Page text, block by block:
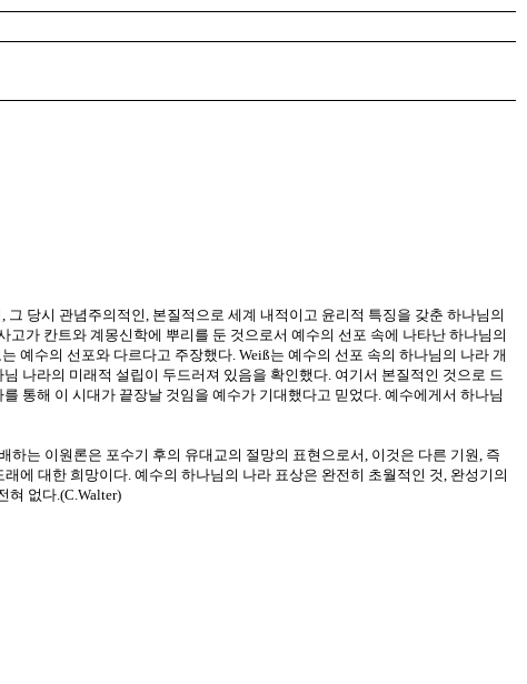
당시 관념주의적인, 본질적으로 세계 내적이고 윤리적 특징을 갖춘 하나님의
가 칸트와 계몽신학에 뿌리를 둔 것으로서 예수의 선포 속에 나타난 하나님의
예수의 선포와 다르다고 주장했다. Weiß는 예수의 선포 속의 하나님의 나라 개
나라의 미래적 설립이 두드러져 있음을 확인했다. 여기서 본질적인 것으로 드
통해 이 시대가 끝장날 것임을 예수가 기대했다고 믿었다. 예수에게서 하나님
는 이원론은 포수기 후의 유대교의 절망의 표현으로서, 이것은 다른 기원, 즉
에 대한 희망이다. 예수의 하나님의 나라 표상은 완전히 초월적인 것, 완성기의
혀 없다.(C.Walter)